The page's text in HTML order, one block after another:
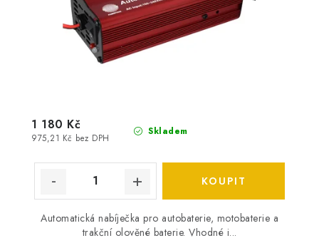
Skladem
975,21 Kč bez DPH
1 180 Kč
Automatická nabíječka pro autobaterie, motobaterie a
trakční olověné baterie. Vhodné i...